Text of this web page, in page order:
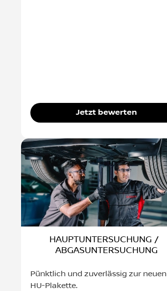
Jetzt bewerten
HAUPTUNTERSUCHUNG /
ABGASUNTERSUCHUNG
Pünktlich und zuverlässig zur neuen
HU-Plakette.